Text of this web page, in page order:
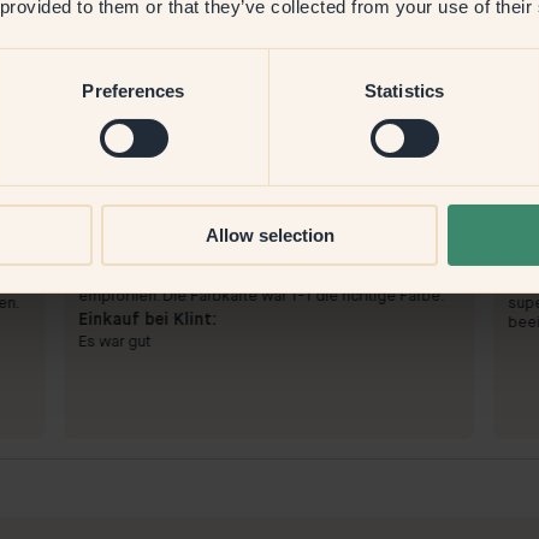
to them or that they’ve collected from your use of
Preferences Statistics
Allow selection
Zum Streichen mit: 111 — Yokohama
empfohlen. Die Farbkarte war 1-1 die richtige Farbe.
Einkauf bei Klint:
Es war gut